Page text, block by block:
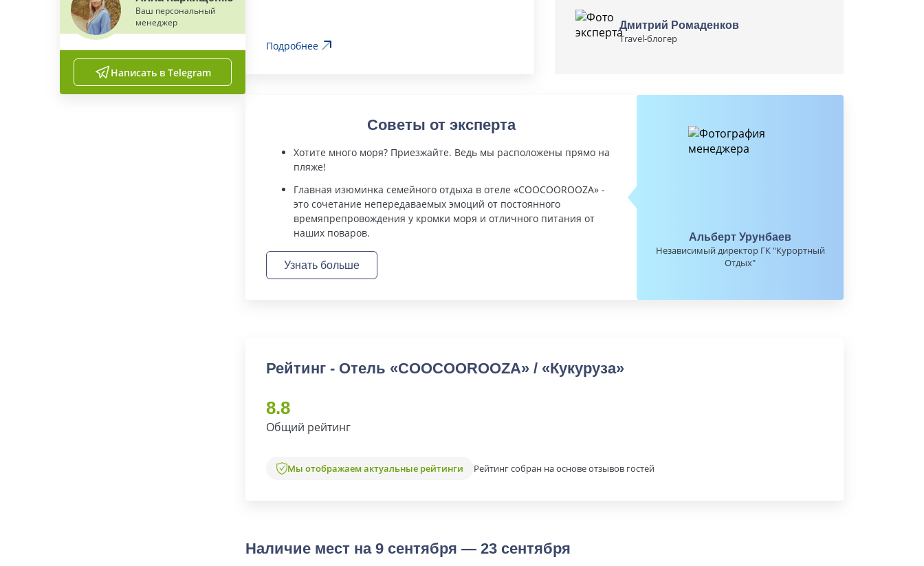
Ваш персональный
менеджер
Написать в Telegram
Подробнее
Дмитрий Ромаденков
Travel-блогер
Альберт Урунбаев
Независимый директор ГК "Курортный
Отдых"
Советы от эксперта
Хотите много моря? Приезжайте. Ведь мы расположены прямо на
пляже!
Главная изюминка семейного отдыха в отеле «COOCOOROOZA» -
это сочетание непередаваемых эмоций от постоянного
времяпрепровождения у кромки моря и отличного питания от
наших поваров.
Узнать больше
Рейтинг - Отель «COOCOOROOZA» / «Кукуруза»
8.8
Общий рейтинг
Мы отображаем актуальные рейтинги Рейтинг собран на основе отзывов гостей
Наличие мест на 9 сентября — 23 сентября